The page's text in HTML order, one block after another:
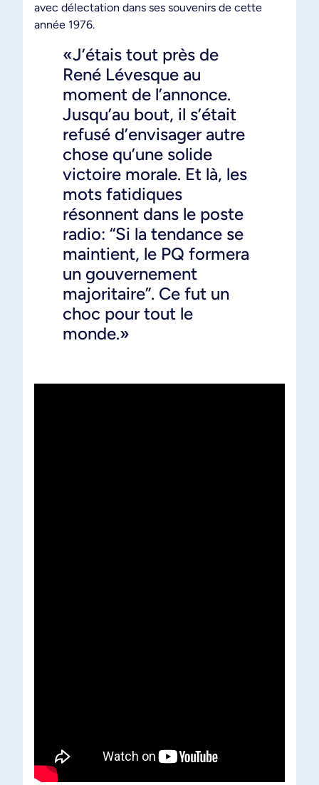
avec délectation dans ses souvenirs de cette
année 1976.
«J’étais tout près de
René Lévesque au
moment de l’annonce.
Jusqu’au bout, il s’était
refusé d’envisager autre
chose qu’une solide
victoire morale. Et là, les
mots fatidiques
résonnent dans le poste
radio: “Si la tendance se
maintient, le PQ formera
un gouvernement
majoritaire”. Ce fut un
choc pour tout le
monde.»